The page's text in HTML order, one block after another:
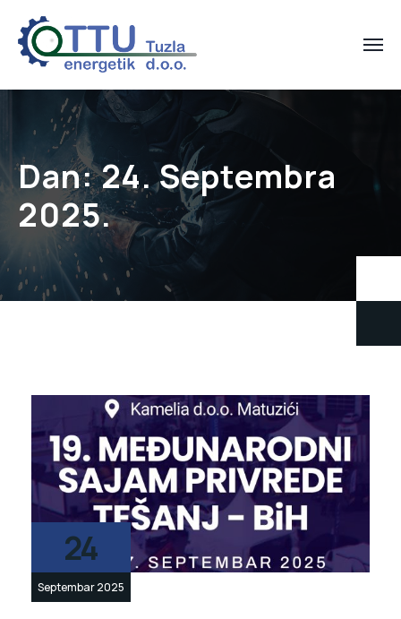
Dan:24. Septembra
2025.
24
Septembar 2025